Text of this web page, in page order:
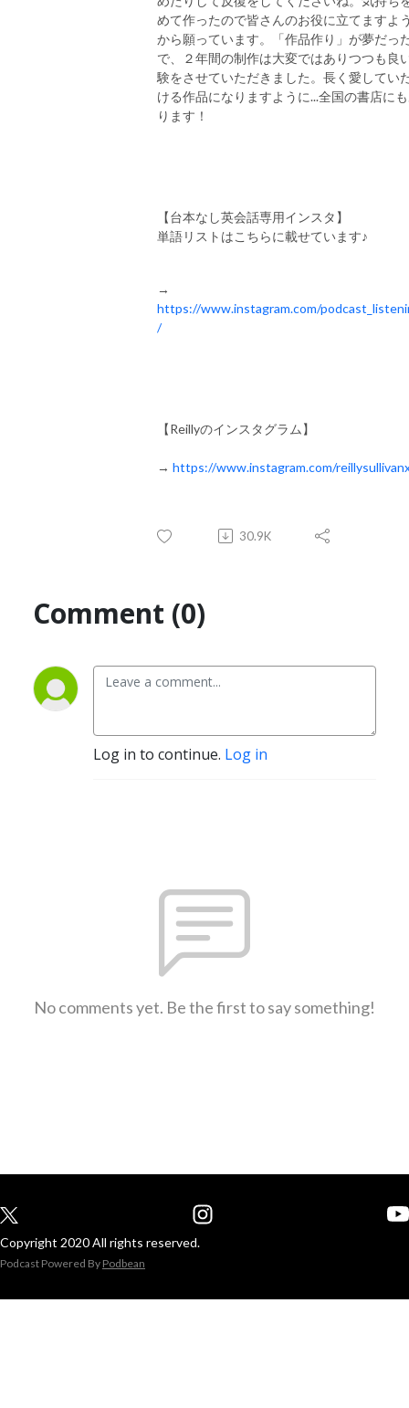
めて作ったので皆さんのお役に立てますよ
から願っています。「作品作り」が夢だっ
で、２年間の制作は大変ではありつつも良
験をさせていただきました。長く愛してい
ける作品になりますように...全国の書店に
ります！
【台本なし英会話専用インスタ】
単語リストはこちらに載せています♪
→
https://www.instagram.com/
/
【Reillyのインスタグラム】
→ https://www.instagram.com/
30.9K
Comment (0)
Log in to continue. Log in
No comments yet. Be the first to say something!
Copyright 2020 All rights reserved.
Podcast Powered By Podbean